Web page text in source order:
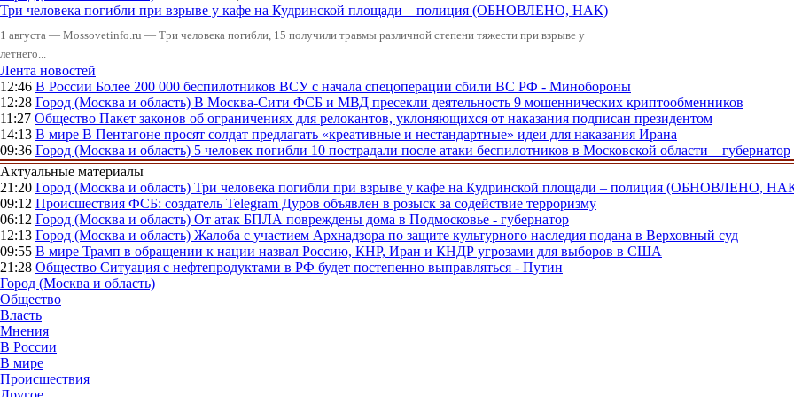
Три человека погибли при взрыве у кафе на Кудринской площади – полиция (ОБНОВЛЕНО, НАК)
1 августа — Mossovetinfo.ru — Три человека погибли, 15 получили травмы различной степени тяжести при взрыве у
летнего...
Лента новостей
12:46 В России Более 200 000 беспилотников ВСУ с начала спецоперации сбили ВС РФ - Минобороны
12:28 Город (Москва и область) В Москва-Сити ФСБ и МВД пресекли деятельность 9 мошеннических криптообменников
11:27 Общество Пакет законов об ограничениях для релокантов, уклоняющихся от наказания подписан президентом
14:13 В мире В Пентагоне просят солдат предлагать «креативные и нестандартные» идеи для наказания Ирана
09:36 Город (Москва и область) 5 человек погибли 10 пострадали после атаки беспилотников в Московской области – губернатор
Актуальные материалы
21:20 Город (Москва и область) Три человека погибли при взрыве у кафе на Кудринской площади – полиция (ОБНОВЛЕНО,
09:12 Происшествия ФСБ: создатель Telegram Дуров объявлен в розыск за содействие терроризму
06:12 Город (Москва и область) От атак БПЛА повреждены дома в Подмосковье - губернатор
12:13 Город (Москва и область) Жалоба с участием Архнадзора по защите культурного наследия подана в Верховный суд
09:55 В мире Трамп в обращении к нации назвал Россию, КНР, Иран и КНДР угрозами для выборов в США
21:28 Общество Ситуация с нефтепродуктами в РФ будет постепенно выправляться - Путин
Город (Москва и область)
Общество
Власть
Мнения
В России
В мире
Происшествия